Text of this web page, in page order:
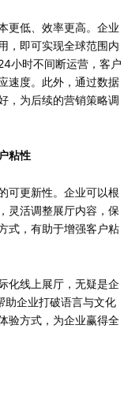
更低、效率更高。企业
，即可实现全球范围内
小时不间断运营，客户
速度。此外，通过数据
，为后续的营销策略调
粘性
可更新性。企业可以根
灵活调整展厅内容，保
式，有助于增强客户粘
化线上展厅，无疑是企
助企业打破语言与文化
验方式，为企业赢得全